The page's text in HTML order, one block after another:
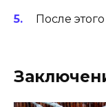
После